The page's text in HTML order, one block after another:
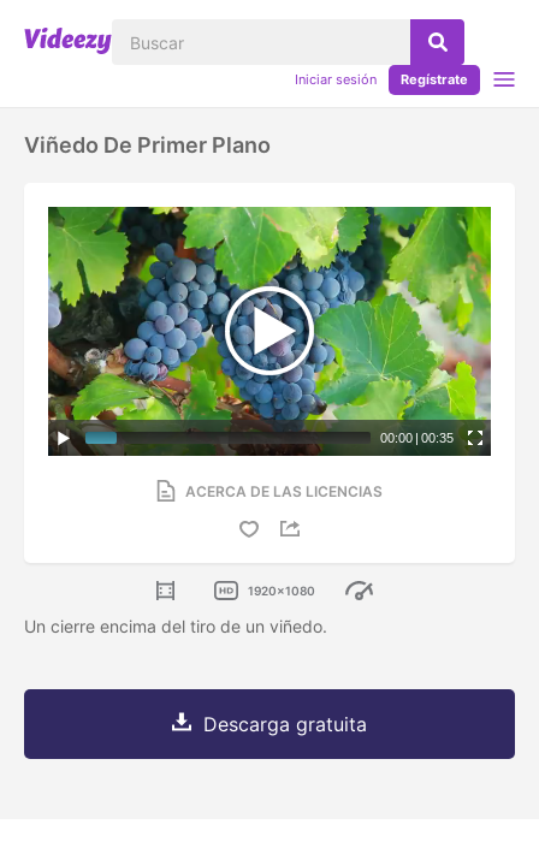
Iniciar sesión Regístrate
Viñedo De Primer Plano
00:00 | 00:35
ACERCA DE LAS LICENCIAS
1920x1080
Un cierre encima del tiro de un viñedo.
Descarga gratuita